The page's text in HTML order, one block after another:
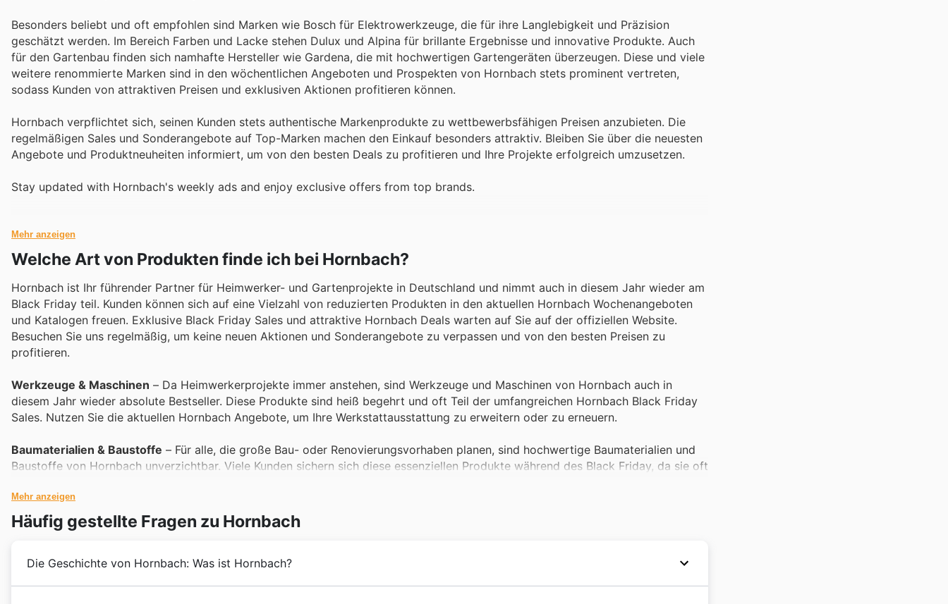
Besonders beliebt und oft empfohlen sind Marken wie Bosch für Elektrowerkzeuge, die für ihre Langlebigkeit und Präzision
geschätzt werden. Im Bereich Farben und Lacke stehen Dulux und Alpina für brillante Ergebnisse und innovative Produkte. Auch
für den Gartenbau finden sich namhafte Hersteller wie Gardena, die mit hochwertigen Gartengeräten überzeugen. Diese und viele
weitere renommierte Marken sind in den wöchentlichen Angeboten und Prospekten von Hornbach stets prominent vertreten,
sodass Kunden von attraktiven Preisen und exklusiven Aktionen profitieren können.
Hornbach verpflichtet sich, seinen Kunden stets authentische Markenprodukte zu wettbewerbsfähigen Preisen anzubieten. Die
regelmäßigen Sales und Sonderangebote auf Top-Marken machen den Einkauf besonders attraktiv. Bleiben Sie über die neuesten
Angebote und Produktneuheiten informiert, um von den besten Deals zu profitieren und Ihre Projekte erfolgreich umzusetzen.
Stay updated with Hornbach's weekly ads and enjoy exclusive offers from top brands.
Mehr anzeigen
Welche Art von Produkten finde ich bei Hornbach?
Hornbach ist Ihr führender Partner für Heimwerker- und Gartenprojekte in Deutschland und nimmt auch in diesem Jahr wieder am
Black Friday teil. Kunden können sich auf eine Vielzahl von reduzierten Produkten in den aktuellen Hornbach Wochenangeboten
und Katalogen freuen. Exklusive Black Friday Sales und attraktive Hornbach Deals warten auf Sie auf der offiziellen Website.
Besuchen Sie uns regelmäßig, um keine neuen Aktionen und Sonderangebote zu verpassen und von den besten Preisen zu
profitieren.
Werkzeuge & Maschinen – Da Heimwerkerprojekte immer anstehen, sind Werkzeuge und Maschinen von Hornbach auch in
diesem Jahr wieder absolute Bestseller. Diese Produkte sind heiß begehrt und oft Teil der umfangreichen Hornbach Black Friday
Sales. Nutzen Sie die aktuellen Hornbach Angebote, um Ihre Werkstattausstattung zu erweitern oder zu erneuern.
Baumaterialien & Baustoffe – Für alle, die große Bau- oder Renovierungsvorhaben planen, sind hochwertige Baumaterialien und
Baustoffe von Hornbach unverzichtbar. Viele Kunden sichern sich diese essenziellen Produkte während des Black Friday, da sie oft
Farben & Lacke– Verleihen Sie Ihrem Zuhause neuen Glanz mit einer breiten Auswahl an Farben und Lacken, die bei Hornbach
besonders beliebt sind. Diese Produkte sind stets gefragt und werden häufig in den attraktiven Hornbach offers während des
Mehr anzeigen
Häufig gestellte Fragen zu Hornbach
Die Geschichte von Hornbach: Was ist Hornbach?